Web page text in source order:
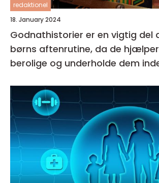
redaktionel
18. January 2024
Godnathistorier er en vigtig del
børns aftenrutine, da de
berolige og underholde dem